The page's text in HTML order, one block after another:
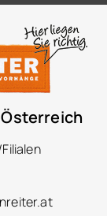
Österreich